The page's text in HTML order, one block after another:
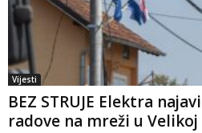
Vijesti
BEZ STRUJE Elektra
radove na mreži u Velikoj